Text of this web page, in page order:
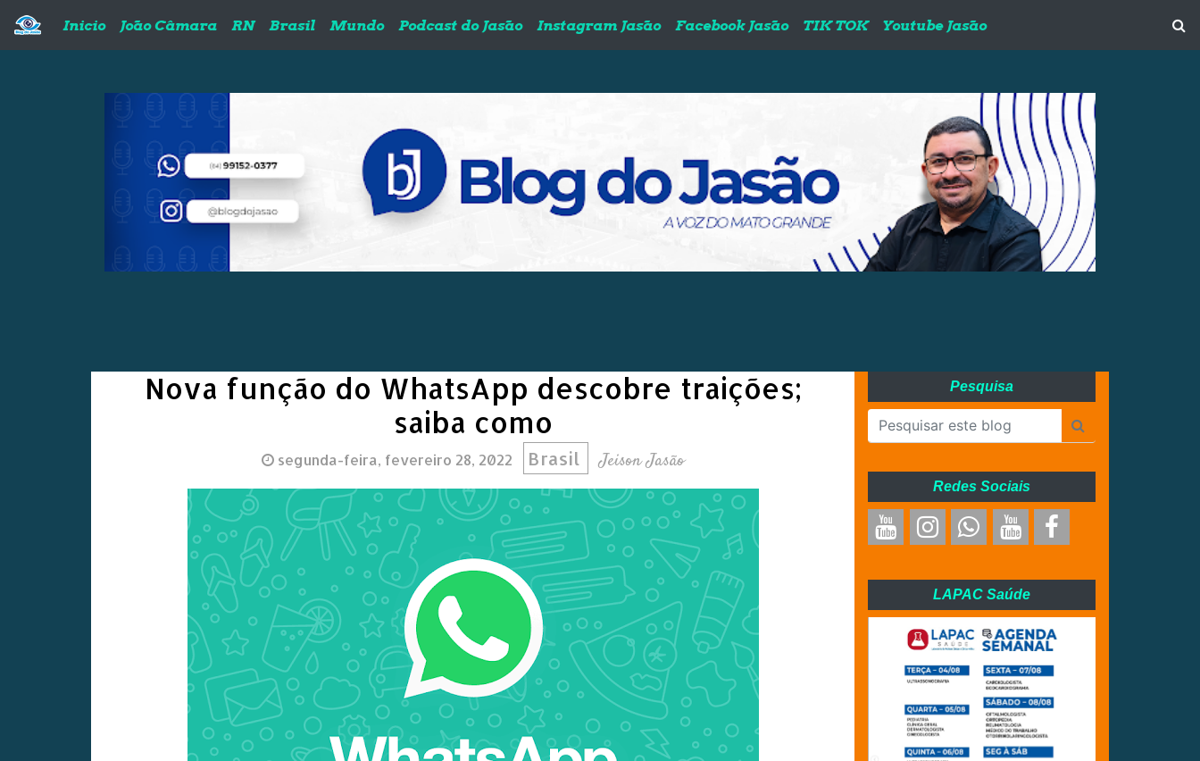
Inicio João Câmara RN Brasil Mundo Podcast do Jasão Instagram Jasão Facebook Jasão TIK TOK Youtube Jasão
Nova função do WhatsApp descobre traições;
saiba como
segunda-feira, fevereiro 28, 2022 Brasil Jeison Jasão
Pesquisa
Redes Sociais
LAPAC Saúde